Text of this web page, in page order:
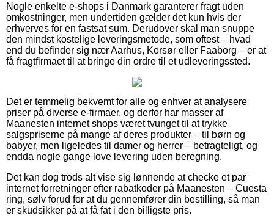
Nogle enkelte e-shops i Danmark garanterer fragt uden
omkostninger, men undertiden gælder det kun hvis der
erhverves for en fastsat sum. Derudover skal man snuppe
den mindst kostelige leveringsmetode, som oftest – hvad
end du befinder sig nær Aarhus, Korsør eller Faaborg – er at
få fragtfirmaet til at bringe din ordre til et udleveringssted.
Det er temmelig bekvemt for alle og enhver at analysere
priser på diverse e-firmaer, og derfor har masser af
Maanesten internet shops været tvunget til at trykke
salgspriserne på mange af deres produkter – til børn og
babyer, men ligeledes til damer og herrer – betragteligt, og
endda nogle gange love levering uden beregning.
Det kan dog trods alt vise sig lønnende at checke et par
internet forretninger efter rabatkoder på Maanesten – Cuesta
ring, sølv forud for at du gennemfører din bestilling, så man
er skudsikker på at få fat i den billigste pris.